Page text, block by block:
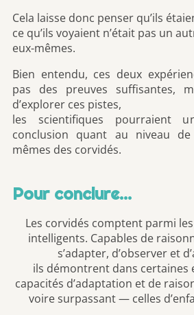
Cela laisse donc penser qu’ils
ce qu’ils voyaient n’était pas un
eux-mêmes.
Bien entendu, ces deux
pas des preuves suffisantes,
d’explorer ces pistes,
les scientifiques pourraient
conclusion quant au niveau de
mêmes des corvidés.
Pour conclure…
Les corvidés comptent parmi
intelligents. Capables de
s’adapter, d’observer et
ils démontrent dans certaines
capacités d’adaptation et de
voire surpassant — celles